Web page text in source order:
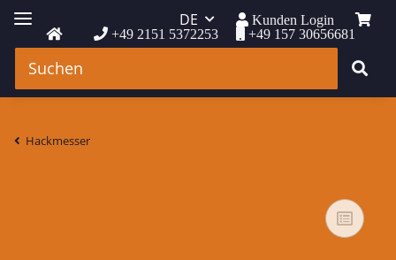
+49 2151 5372253 +49 157 30656681
DE Kunden Login
Hackmesser